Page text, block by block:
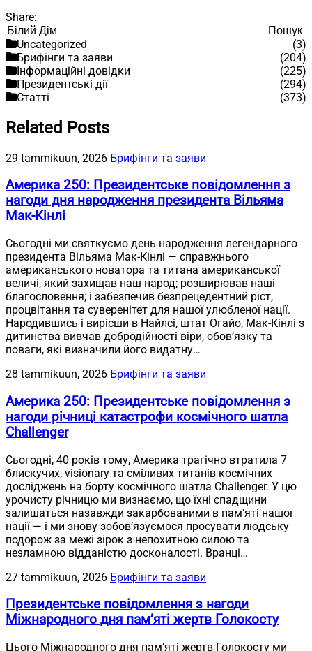
Share:
Пошук
Пошук
Uncategorized
(3)
Брифінги та заяви
(204)
Інформаційні довідки
(225)
Президентські дії
(294)
Статті
(373)
Related Posts
29 tammikuun, 2026 Брифінги та заяви
Америка 250: Президентське повідомлення з
нагоди дня народження президента Вільяма
Мак-Кінлі
Сьогодні ми святкуємо день народження легендарного
президента Вільяма Мак-Кінлі — справжнього
американського новатора та титана американської
величі, який захищав наш народ; розширював наші
благословення; і забезпечив безпрецедентний ріст,
процвітання та суверенітет для нашої улюбленої нації.
Народившись і вирісши в Найлсі, штат Огайо, Мак-Кінлі з
дитинства вивчав добродійності віри, обов’язку та
поваги, які визначили його видатну…
28 tammikuun, 2026 Брифінги та заяви
Америка 250: Президентське повідомлення з
нагоди річниці катастрофи космічного шатла
Challenger
Сьогодні, 40 років тому, Америка трагічно втратила 7
блискучих, visionary та сміливих титанів космічних
досліджень на борту космічного шатла Challenger. У цю
урочисту річницю ми визнаємо, що їхні спадщини
залишаться назавжди закарбованими в пам’яті нашої
нації — і ми знову зобов’язуємося просувати людську
подорож за межі зірок з непохитною силою та
незламною відданістю досконалості. Вранці…
27 tammikuun, 2026 Брифінги та заяви
Президентське повідомлення з нагоди
Міжнародного дня пам’яті жертв Голокосту
Цього Міжнародного дня пам’яті жертв Голокосту ми